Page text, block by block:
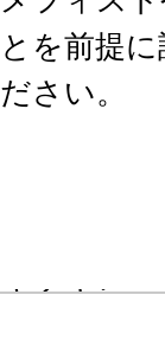
とを前提
ださい。
既存の「